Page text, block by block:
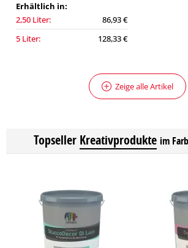
Erhältlich in:
2,50 Liter:
86,93 €
5 Liter:
128,33 €
Zeige alle Artikel
Topseller Kreativprodukte im